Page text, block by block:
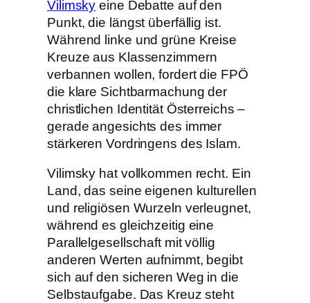
Vilimsky eine Debatte auf den
Punkt, die längst überfällig ist.
Während linke und grüne Kreise
Kreuze aus Klassenzimmern
verbannen wollen, fordert die FPÖ
die klare Sichtbarmachung der
christlichen Identität Österreichs –
gerade angesichts des immer
stärkeren Vordringens des Islam.
Vilimsky hat vollkommen recht. Ein
Land, das seine eigenen kulturellen
und religiösen Wurzeln verleugnet,
während es gleichzeitig eine
Parallelgesellschaft mit völlig
anderen Werten aufnimmt, begibt
sich auf den sicheren Weg in die
Selbstaufgabe. Das Kreuz steht